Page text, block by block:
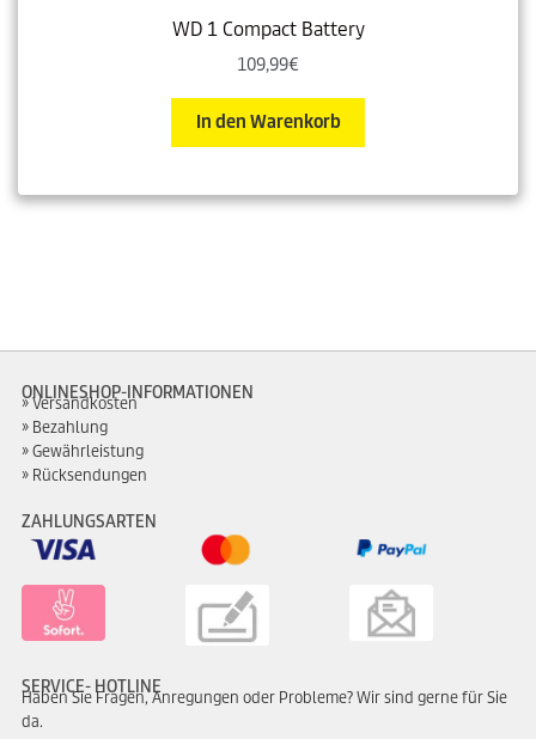
WD 1 Compact Battery
109,99€
In den Warenkorb
ONLINESHOP-INFORMATIONEN
Versandkosten
Bezahlung
Gewährleistung
Rücksendungen
ZAHLUNGSARTEN
SERVICE- HOTLINE
Haben Sie Fragen, Anregungen oder Probleme? Wir sind gerne für Sie
da.